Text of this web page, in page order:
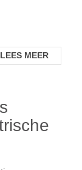
LEES MEER